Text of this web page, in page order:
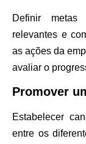
Definir metas
relevantes e
as ações da
avaliar o
Promover
Estabelecer
entre os